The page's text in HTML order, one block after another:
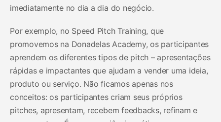
imediatamente no dia a dia do negócio.
Por exemplo, no Speed Pitch Training, que
promovemos na Donadelas Academy, os participantes
aprendem os diferentes tipos de pitch – apresentações
rápidas e impactantes que ajudam a vender uma ideia,
produto ou serviço. Não ficamos apenas nos
conceitos: os participantes criam seus próprios
pitches, apresentam, recebem feedbacks, refinam e